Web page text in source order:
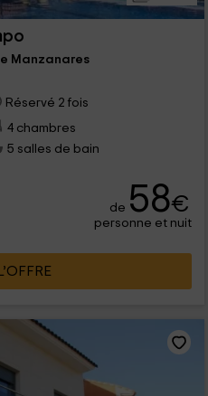
Manzanares
Réservé 2 fois
4 chambres
5 salles de bain
de 58€
personne et nuit